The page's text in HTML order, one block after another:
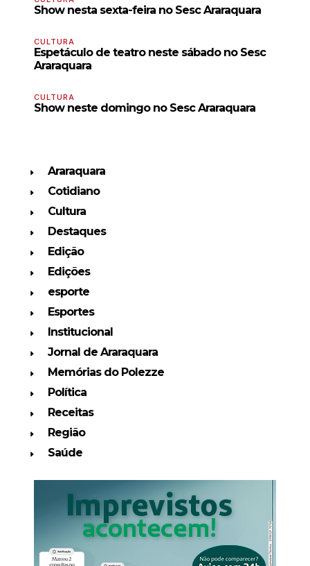
Show nesta sexta-feira no Sesc Araraquara
CULTURA
Espetáculo de teatro neste sábado no Sesc
Araraquara
CULTURA
Show neste domingo no Sesc Araraquara
Araraquara
Cotidiano
Cultura
Destaques
Edição
Edições
esporte
Esportes
Institucional
Jornal de Araraquara
Memórias do Polezze
Política
Receitas
Região
Saúde